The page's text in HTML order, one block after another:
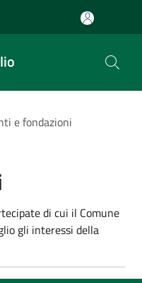
e fondazioni
di cui il Comune
gli interessi della